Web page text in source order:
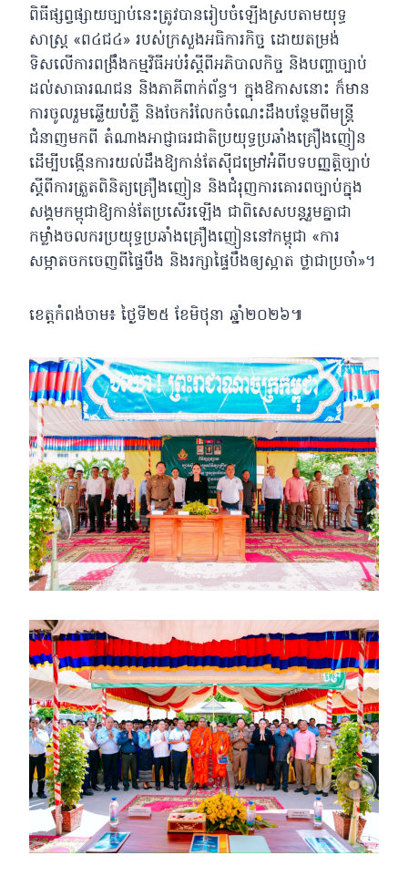
ពិធីផ្សព្វផ្សាយច្បាប់នេះត្រូវបានរៀបចំឡើងស្របតាមយុទ្ធ
សាស្រ្ត «ព៤ជ៤» របស់ក្រសួងអធិការកិច្ច ដោយតម្រង់
ទិសលើការពង្រឹងកម្មវិធីអប់រំស្តីពីអភិបាលកិច្ច និងបញ្ហាច្បាប់
ដល់សាធារណជន និងភាគីពាក់ព័ន្ធ។ ក្នុងឱកាសនោះ ក៏មាន
ការចូលរួមឆ្លើយបំភ្លឺ និងចែករំលែកចំណេះដឹងបន្ថែមពីមន្ដ្រី
ជំនាញមកពី តំណាងអាជ្ញាធរជាតិប្រយុទ្ធប្រឆាំងគ្រឿងញៀន
ដើម្បីបង្កើនការយល់ដឹងឱ្យកាន់តែស៊ីជម្រៅអំពីបទបញ្ញត្តិច្បាប់
ស្ដីពីការត្រួតពិនិត្យគ្រឿងញៀន និងជំរុញការគោរពច្បាប់ក្នុង
សង្គមកម្ពុជាឱ្យកាន់តែប្រសើរឡើង ជាពិសេសបន្តរួមគ្នាជា
កម្លាំងចលករប្រយុទ្ធប្រឆាំងគ្រឿងញៀននៅកម្ពុជា «ការ
សម្អាតចកចេញពីផ្ទៃបឹង និងរក្សាផ្ទៃបឹងឲ្យស្អាត ថ្លាជាប្រចាំ»។
ខេត្តកំពង់ចាម៖ ថ្ងៃទី២៥ ខែមិថុនា ឆ្នាំ២០២៦៕